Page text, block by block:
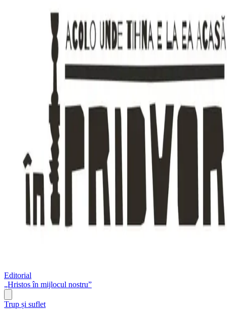
Editorial
„Hristos în mijlocul nostru”
Trup și suflet